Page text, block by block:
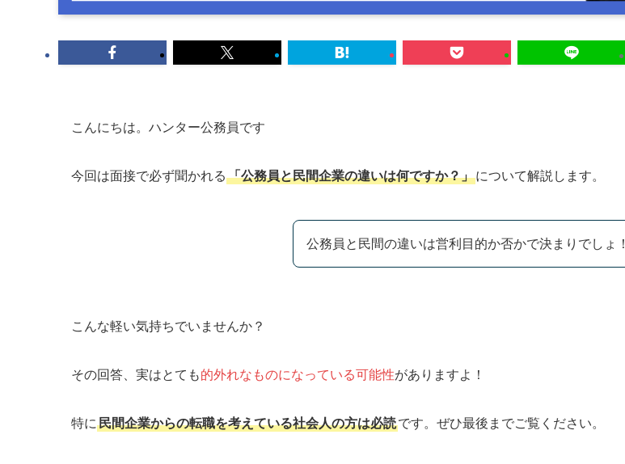
こんにちは。ハンター公務員です
今回は面接で必ず聞かれる 「公務員と民間企業の違いは何ですか？」について解説します。
公務員と民間の違いは営利目的か否かで決まりでしょ！
こんな軽い気持ちでいませんか？
その回答、実はとても的外れなものになっている可能性がありますよ！
特に 民間企業からの転職を考えている社会人の方は必読です。ぜひ最後までご覧ください。